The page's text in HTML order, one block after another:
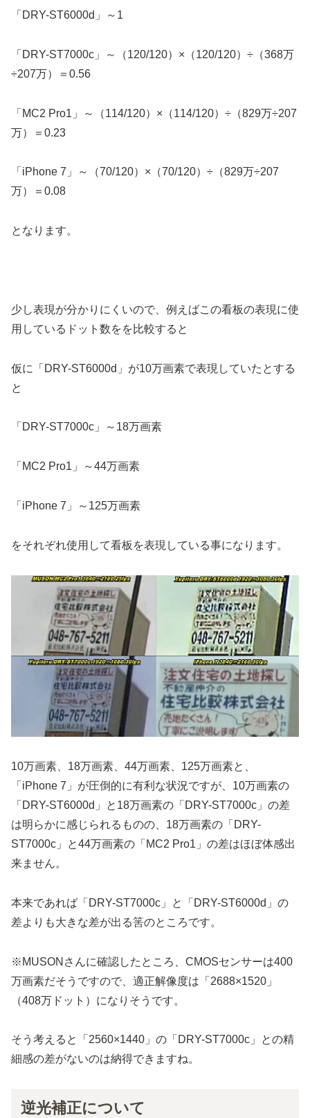
「DRY-ST6000d」～1
「DRY-ST7000c」～（120/120）×（120/120）÷（368万
÷207万）＝0.56
「MC2 Pro1」～（114/120）×（114/120）÷（829万÷207
万）＝0.23
「iPhone 7」～（70/120）×（70/120）÷（829万÷207
万）＝0.08
となります。
少し表現が分かりにくいので、例えばこの看板の表現に使
用しているドット数をを比較すると
仮に「DRY-ST6000d」が10万画素で表現していたとする
と
「DRY-ST7000c」～18万画素
「MC2 Pro1」～44万画素
「iPhone 7」～125万画素
をそれぞれ使用して看板を表現している事になります。
10万画素、18万画素、44万画素、125万画素と、
「iPhone 7」が圧倒的に有利な状況ですが、10万画素の
「DRY-ST6000d」と18万画素の「DRY-ST7000c」の差
は明らかに感じられるものの、18万画素の「DRY-
ST7000c」と44万画素の「MC2 Pro1」の差はほぼ体感出
来ません。
本来であれば「DRY-ST7000c」と「DRY-ST6000d」の
差よりも大きな差が出る筈のところです。
※MUSONさんに確認したところ、CMOSセンサーは400
万画素だそうですので、適正解像度は「2688×1520」
（408万ドット）になりそうです。
そう考えると「2560×1440」の「DRY-ST7000c」との精
細感の差がないのは納得できますね。
逆光補正について